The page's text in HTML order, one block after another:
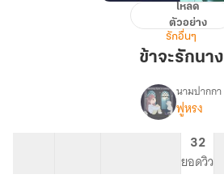
โหลด
ตัวอย่าง
รักอื่นๆ
ข้าจะรักนาง
เรื่อง
ข้า
จะ
รัก
นาง
นามปากกา
ฟูหรง
32
ยอดวิว